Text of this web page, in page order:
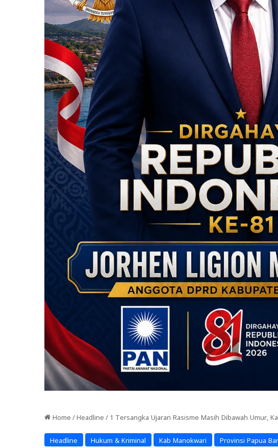
Home / Headline / 1 Tersangka Ujaran Rasisme Masih Dibawah Umur,
Headline Hukum & Kriminal Kab Manokwari Provinsi Papua